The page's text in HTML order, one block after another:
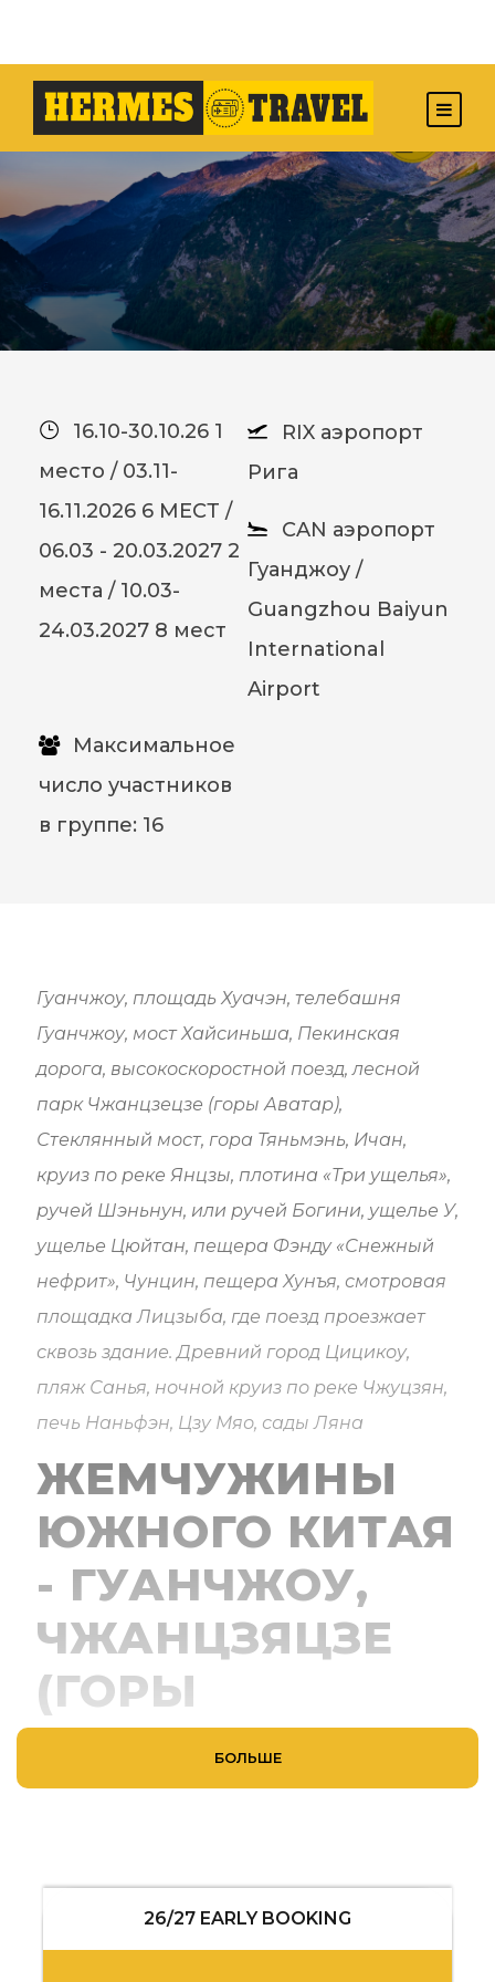
26/27 EARLY BOOKING
16.10-30.10.26 1
место / 03.11-
16.11.2026 6 МЕСТ /
06.03 - 20.03.2027 2
места / 10.03-
24.03.2027 8 мест
RIX аэропорт
Рига
CAN аэропорт
Гуанджоу /
Guangzhou Baiyun
International
Airport
Максимальное
число участников
в группе: 16
Гуанчжоу, площадь Хуачэн, телебашня
Гуанчжоу, мост Хайсиньша, Пекинская
дорога, высокоскоростной поезд, лесной
парк Чжанцзецзе (горы Аватар),
Стеклянный мост, гора Тяньмэнь, Ичан,
круиз по реке Янцзы, плотина «Три ущелья»,
ручей Шэньнун, или ручей Богини, ущелье У,
ущелье Цюйтан, пещера Фэнду «Снежный
нефрит», Чунцин, пещера Хунъя, смотровая
площадка Лицзыба, где поезд проезжает
сквозь здание. Древний город Цицикоу,
пляж Санья, ночной круиз по реке Чжуцзян,
печь Наньфэн, Цзу Мяо, сады Ляна
ЖЕМЧУЖИНЫ
ЮЖНОГО КИТАЯ
- ГУАНЧЖОУ,
ЧЖАНЦЗЯЦЗЕ
(ГОРЫ
АВАТАРА), РЕКА
ЯНЦЗЫ,
ОТДЫХ НА
ХАЙНАНЕ
БОЛЬШЕ